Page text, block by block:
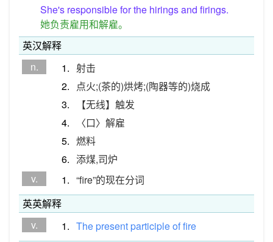
She's responsible for the hirings and firings.
她负责雇用和解雇。
英汉解释
n.
1. 射击
2.
点火;(茶的)烘烤;(陶器等的)烧成
3.
【无线】触发
4.
〈口〉解雇
5. 燃料
6. 添煤,司炉
v.
1. “fire”的现在分词
英英解释
v.
1. The present participleoffire